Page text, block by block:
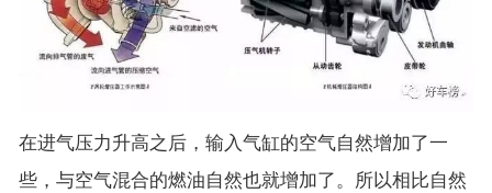
在进气压力升高之后，输入气缸的空气自然增加了一
些，与空气混合的燃油自然也就增加了。所以相比自然